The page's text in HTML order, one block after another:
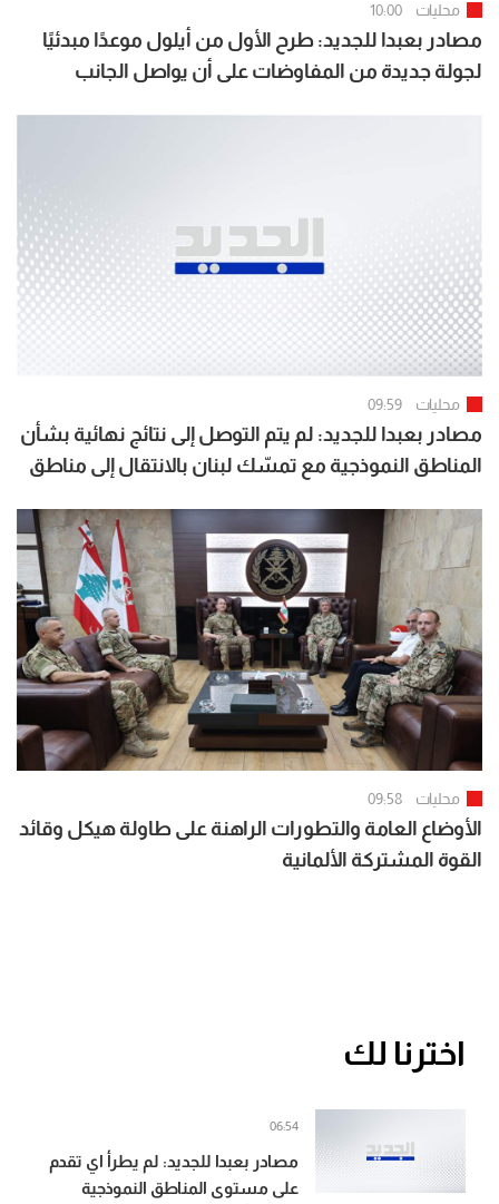
محليات 10:00
مصادر بعبدا للجديد: طرح الأول من أيلول موعدًا مبدئيًا
لجولة جديدة من المفاوضات على أن يواصل الجانب
محليات 09:59
مصادر بعبدا للجديد: لم يتم التوصل إلى نتائج نهائية بشأن
المناطق النموذجية مع تمسّك لبنان بالانتقال إلى مناطق
الأوليين أولًا
محليات 09:58
الأوضاع العامة والتطورات الراهنة على طاولة هيكل وقائد
القوة المشتركة الألمانية
اخترنا لك
مصادر بعبدا للجديد: لم يطرأ اي تقدم
على مستوى المناطق النموذجية
06:54